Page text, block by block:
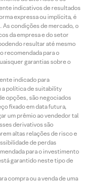
indicativos de resultados
expressa ou implícita, é
As condições de mercado, o
da empresa e do setor
resultar até mesmo
recomendada para o
garantias sobre o
indicado para
a política de suitability
opções, são negociados
fixado em data futura,
um prêmio ao vendedor tal
derivativos são
altas relações de risco e
de perdas
para o investimento
garantido neste tipo de
compra ou a venda de uma